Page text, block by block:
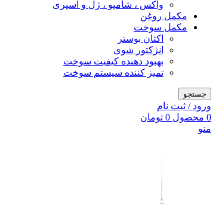
واکس ، شامپو ، ژل و اسپری
مکمل روغن
مکمل سوخت
اکتان بوستر
انژکتور شوی
بهبود دهنده کیفیت سوخت
تمیز کننده سیستم سوخت
جستجو
ورود / ثبت نام
0 محصول 0 تومان
منو